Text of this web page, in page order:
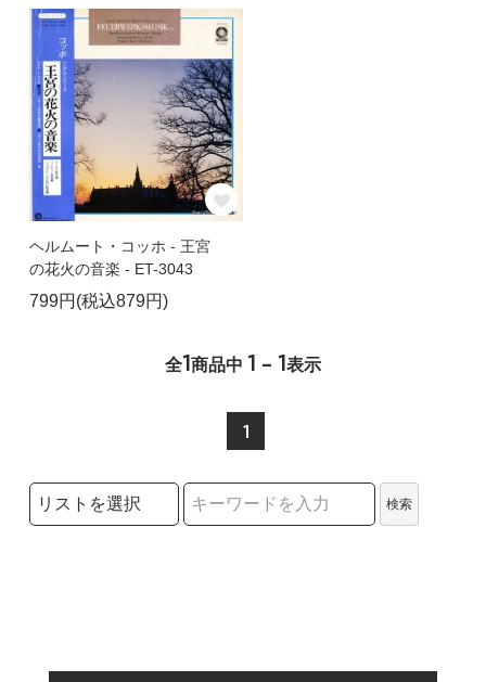
ヘルムート・コッホ - 王宮
の花火の音楽 - ET-3043
799円(税込879円)
全1商品中 1 - 1表示
1
検索リストの選択
検索